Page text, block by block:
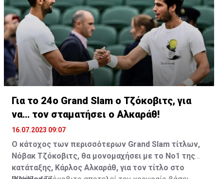
Για το 24ο Grand Slam ο Τζόκοβιτς, για
να… τον σταματήσει ο Αλκαράθ!
16.07.2023 09:07
Ο κάτοχος των περισσότερων Grand Slam τίτλων,
Νόβακ Τζόκοβιτς, θα μονομαχήσει με το Νο1 της
κατάταξης, Κάρλος Αλκαράθ, για τον τίτλο στο